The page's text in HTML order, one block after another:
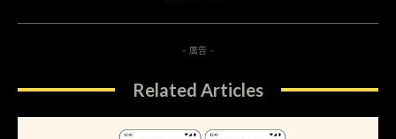
- 廣告 -
Related Articles